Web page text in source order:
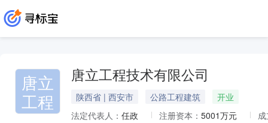
唐立
工程
唐立工程技术有限公司
陕西省 | 西安市 公路工程建筑
开业
法定代表人： 任政 注册资本： 5001万元